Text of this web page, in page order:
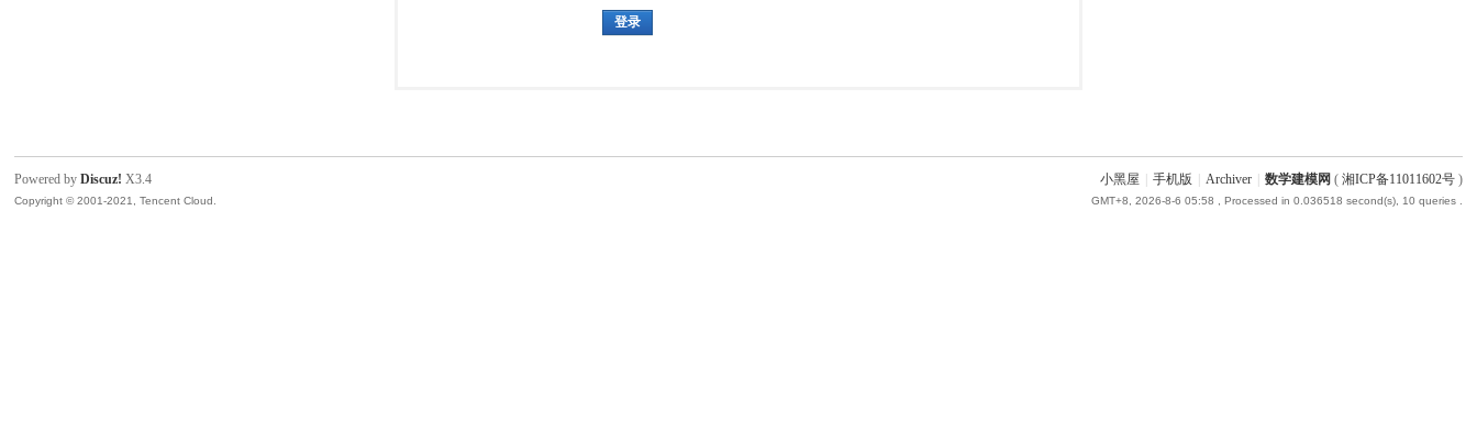
登录
小黑屋 手机版 Archiver 数学建模网 ( 湘ICP备11011602号)
GMT+8, 2026-8-6 05:58 , Processed in 0.036518 second(s), 10 queries .
Powered byDiscuz! X3.4
Copyright © 2001-2021, Tencent Cloud.